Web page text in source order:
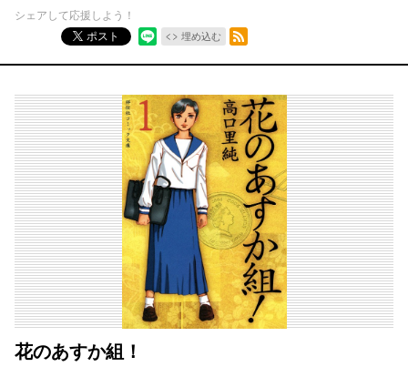
シェアして応援しよう！
ポスト
埋め込む
RSSフィード
花のあすか組！